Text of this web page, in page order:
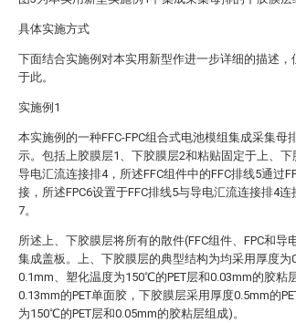
具体实施方式
下面结合实施例对本实用新型作进一步详细的描述
于此。
实施例1
本实施例的一种FFC-FPC组合式电池模组集成采集母
示。包括上胶膜层1、下胶膜层2和粘贴固定于上、
导电汇流连接排4，所述FFC组件中的FFC排线5通过
接，所述FPC6设置于FFC排线5与导电汇流连接排4
7。
所述上、下胶膜层将所有的散件(FFC组件、FPC和
集成盖板。上、下胶膜层的典型结构为均采用厚度为
0.1mm、塑化温度为150℃的PET层和0.03mm的胶粘
0.13mm的PET单面胶，下胶膜层采用厚度0.5mm的
为150℃的PET层和0.05mm的胶粘层组成)。